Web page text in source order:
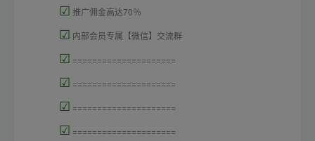
☑ 推广佣金高达70％
☑ 内部会员专属【微信】交流群
☑ =====================
☑ =====================
☑ =====================
☑ =====================